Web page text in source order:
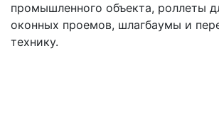
промышленного объекта, роллеты
оконных проемов, шлагбаумы и
технику.